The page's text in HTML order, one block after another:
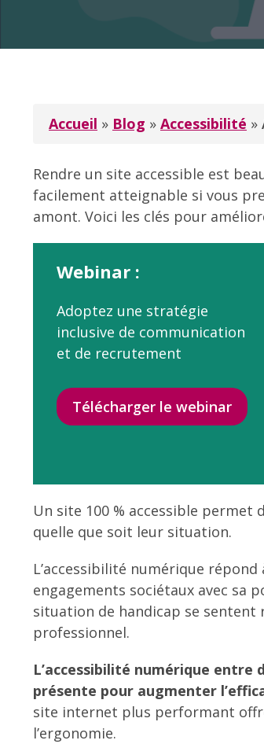
Accueil » Blog » Accessibilité »
Rendre un site accessible est
facilement atteignable si vous
amont. Voici les clés pour
Webinar :
Adoptez une stratégie
inclusive de communication
et de recrutement
Télécharger le webinar
Un site 100 % accessible permet
quelle que soit leur situation.
L’accessibilité numérique répond
engagements sociétaux avec sa
situation de handicap se sentent
professionnel.
L’accessibilité numérique
présente pour augmenter
site internet plus performant
l’ergonomie.